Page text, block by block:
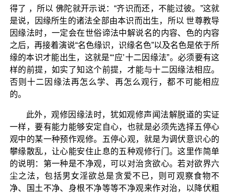
得了 ，所以 佛陀就开示说：“齐识而还，不能过彼。”这就
是说，因缘所生的诸法全部由本识而出生，所以 世尊教导
因缘法时，一定会在世俗谛法中解说名的内容、色的内容
之后，再接着演说“名色缘识，识缘名色”以及名色是依于所
缘的本识才能出生，这就是“‘应’十二因缘法”。必须要有这
样的前提，如实了知这个前提，才能与十二因缘法相应。
否则十二因缘法再怎么学、再怎么观行，都不可能相应
的。
此外，观修因缘法时，犹如观修声闻法解脱道的实证
一样，要有能力能够安定自心，也就是必须先选择五停心
观中的某一种预作观修。五停心观，就是为调伏意识心的
攀缘散乱，让心能安住止息的五种观修行门。这里作简单
的说明：第一种是不净观，可以对治贪欲心。若对欲界六
尘之法，包括男女淫欲总是贪爱不已，则可观察食物不
净、国土不净、身根不净等等不净观来作对治，以降伏粗